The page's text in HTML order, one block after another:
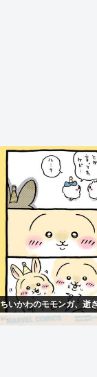
ちいかわのモモンガ、逝